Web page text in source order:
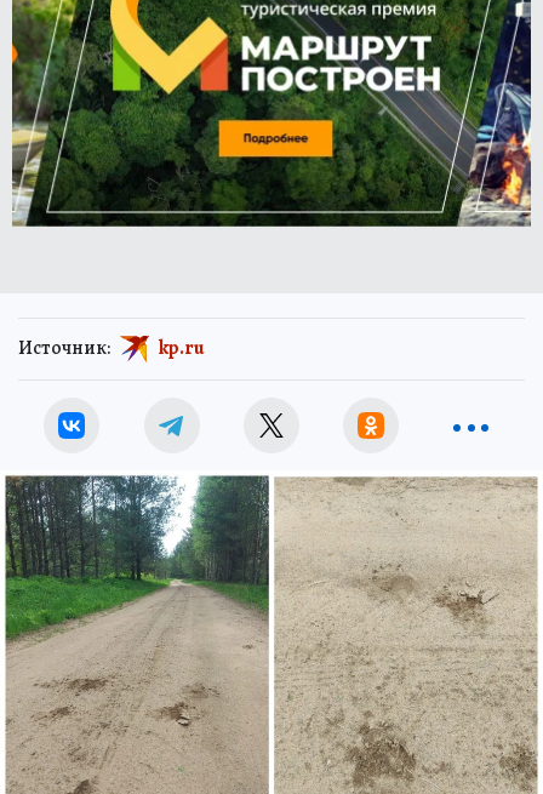
Источник: kp.ru